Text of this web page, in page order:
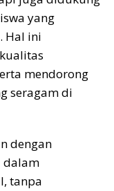
yang
Hal ini
mendorong
seragam di
dengan
dalam
tanpa